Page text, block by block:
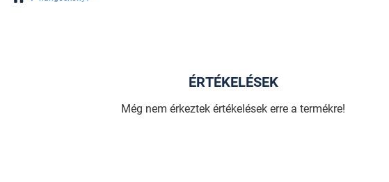
ÉRTÉKELÉSEK
Még nem érkeztek értékelések erre a termékre!